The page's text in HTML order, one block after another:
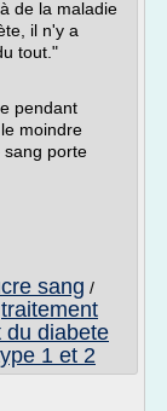
de la maladie
il n'y a
tout."
pendant
moindre
sang porte
sang /
traitement
du diabete
1 et 2